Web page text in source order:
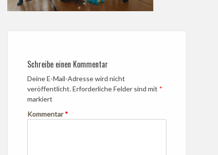
Schreibe einen Kommentar
Deine E-Mail-Adresse wird nicht
veröffentlicht.Erforderliche Felder sind mit *
markiert
Kommentar*